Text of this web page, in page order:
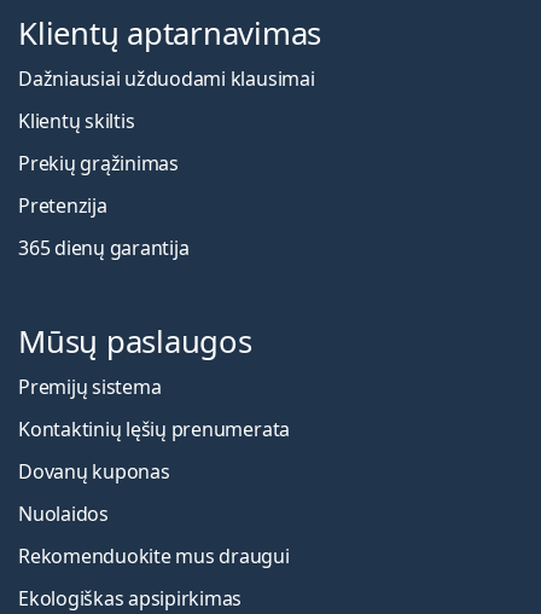
Klientų aptarnavimas
Dažniausiai užduodami klausimai
Klientų skiltis
Prekių grąžinimas
Pretenzija
365 dienų garantija
Mūsų paslaugos
Premijų sistema
Kontaktinių lęšių prenumerata
Dovanų kuponas
Nuolaidos
Rekomenduokite mus draugui
Ekologiškas apsipirkimas